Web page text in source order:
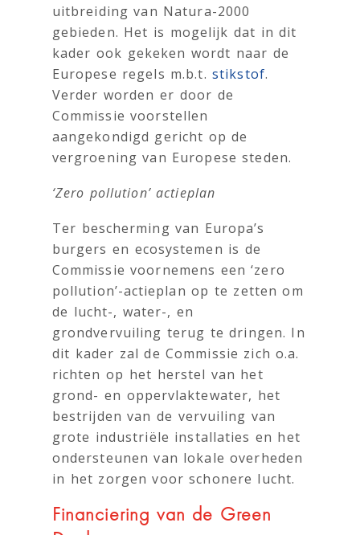
uitbreiding van Natura-2000
gebieden. Het is mogelijk dat in dit
kader ook gekeken wordt naar de
Europese regels m.b.t.stikstof.
Verder worden er door de
Commissie voorstellen
aangekondigd gericht op de
vergroening van Europese steden.
‘Zero pollution’ actieplan
Ter bescherming van Europa’s
burgers en ecosystemen is de
Commissie voornemens een ‘zero
pollution’-actieplan op te zetten om
de lucht-, water-, en
grondvervuiling terug te dringen. In
dit kader zal de Commissie zich o.a.
richten op het herstel van het
grond- en oppervlaktewater, het
bestrijden van de vervuiling van
grote industriële installaties en het
ondersteunen van lokale overheden
in het zorgen voor schonere lucht.
Financiering van de Green